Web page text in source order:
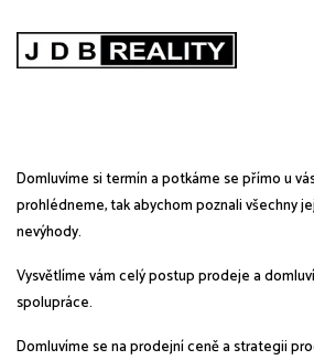
Stručný popis postupu
Domluvíme si termín a potkáme se přímo u
prohlédneme, tak abychom poznalivšechny
nevýhody.
Vysvětlíme vám celý postup prodeje a
spolupráce.
Domluvíme se na prodejní ceně a strategii